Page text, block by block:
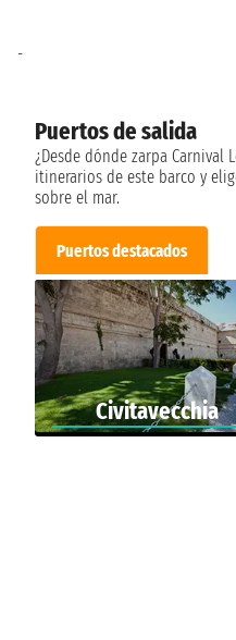
Puertos de salida
¿Desde dónde zarpa Carnival
itinerarios de este barco y
sobre el mar.
Puertos destacados
Civitavecchia
-